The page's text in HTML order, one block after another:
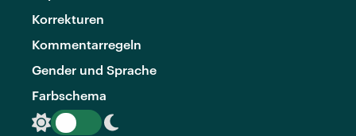
Korrekturen
Kommentarregeln
Gender und Sprache
Farbschema